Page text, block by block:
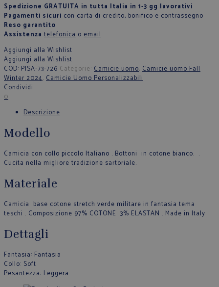
Spedizione GRATUITA in tutta Italia in 1-3 gg lavorativi
Pagamenti sicuri con carta di credito, bonifico e contrassegno
Reso garantito
Assistenza telefonica o email
Aggiungi alla Wishlist
Aggiungi alla Wishlist
COD: PISA-73-726 Categorie: Camicie uomo, Camicie uomo Fall
Winter 2024, Camicie Uomo Personalizzabili
Condividi
0
Descrizione
Modello
Camicia con collo piccolo Italiano . Bottoni in cotone bianco. .
Cucita nella migliore tradizione sartoriale.
Materiale
Camicia base cotone stretch verde militare in fantasia tema
teschi . Composizione 97% COTONE 3% ELASTAN . Made in Italy
Dettagli
Fantasia: Fantasia
Collo: Soft
Pesantezza: Leggera